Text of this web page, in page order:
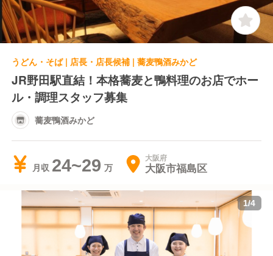
うどん・そば | 店長・店長候補 | 蕎麦鴨酒みかど
JR野田駅直結！本格蕎麦と鴨料理のお店でホー
ル・調理スタッフ募集
蕎麦鴨酒みかど
月収 24~29 大阪府
大阪市福島区
1/4